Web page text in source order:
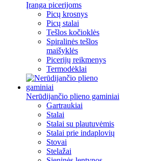
Įranga picerijoms
Picų krosnys
Picų stalai
Tešlos kočioklės
Spiralinės tešlos
maišyklės
Picerijų reikmenys
Termodėklai
Nerūdijančio plieno gaminiai
Gartraukiai
Stalai
Stalai su plautuvėmis
Stalai prie indaplovių
Stovai
Stelažai